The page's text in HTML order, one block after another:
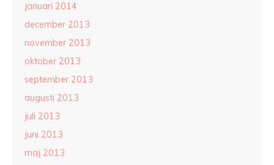
januari 2014
december 2013
november 2013
oktober 2013
september 2013
augusti 2013
juli 2013
juni 2013
maj 2013